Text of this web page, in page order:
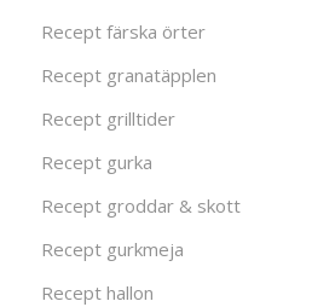
Recept färska örter
Recept granatäpplen
Recept grilltider
Recept gurka
Recept groddar & skott
Recept gurkmeja
Recept hallon